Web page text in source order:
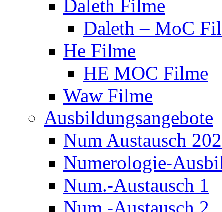
Daleth Filme
Daleth – MoC
He Filme
HE MOC Filme
Waw Filme
Ausbildungsangebote
Num Austausch
Numerologie-
Num.-Austausch 1
Num.-Austausch 2